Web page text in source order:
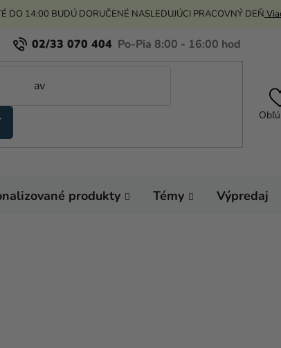
DO 14:00 BUDÚ DORUČENÉ NASLEDUJÚCI PRACOVNÝ DEŇ
02/33 070 404
produkty Témy Výpredaj